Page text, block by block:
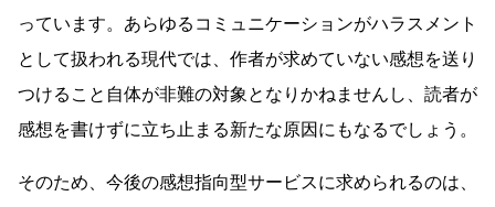
っています。あらゆるコミュニケーションがハラスメント
として扱われる現代では、作者が求めていない感想を送り
つけること自体が非難の対象となりかねませんし、読者が
感想を書けずに立ち止まる新たな原因にもなるでしょう。
そのため、今後の感想指向型サービスに求められるのは、